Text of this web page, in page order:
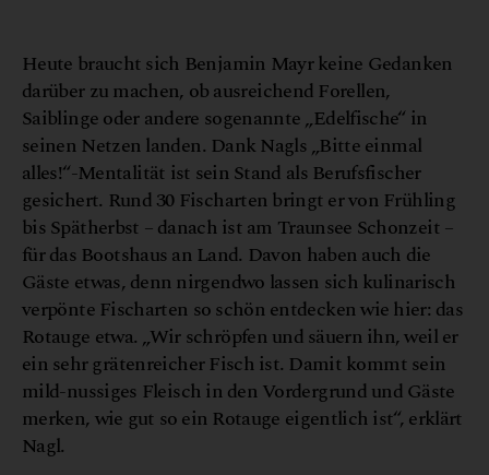
©JoergLehman
n
Heute braucht sich Benjamin Mayr keine Gedanken
darüber zu machen, ob ausreichend Forellen,
Saiblinge oder andere sogenannte „Edelfische“ in
seinen Netzen landen. Dank Nagls „Bitte einmal
alles!“-Mentalität ist sein Stand als Berufsfischer
gesichert. Rund 30 Fischarten bringt er von Frühling
bis Spätherbst – danach ist am Traunsee Schonzeit –
für das Bootshaus an Land. Davon haben auch die
Gäste etwas, denn nirgendwo lassen sich kulinarisch
verpönte Fischarten so schön entdecken wie hier: das
Rotauge etwa. „Wir schröpfen und säuern ihn, weil er
ein sehr grätenreicher Fisch ist. Damit kommt sein
mild-nussiges Fleisch in den Vordergrund und Gäste
merken, wie gut so ein Rotauge eigentlich ist“, erklärt
Nagl.